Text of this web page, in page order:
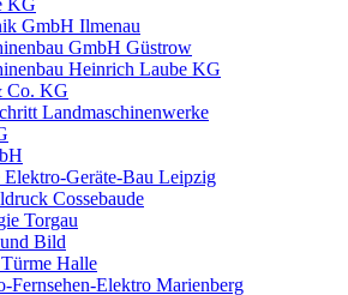
KG
GmbH Ilmenau
GmbH Güstrow
Heinrich Laube KG
Co. KG
Landmaschinenwerke
Elektro-Geräte-Bau Leipzig
Cossebaude
Torgau
Bild
Halle
Fernsehen-Elektro Marienberg